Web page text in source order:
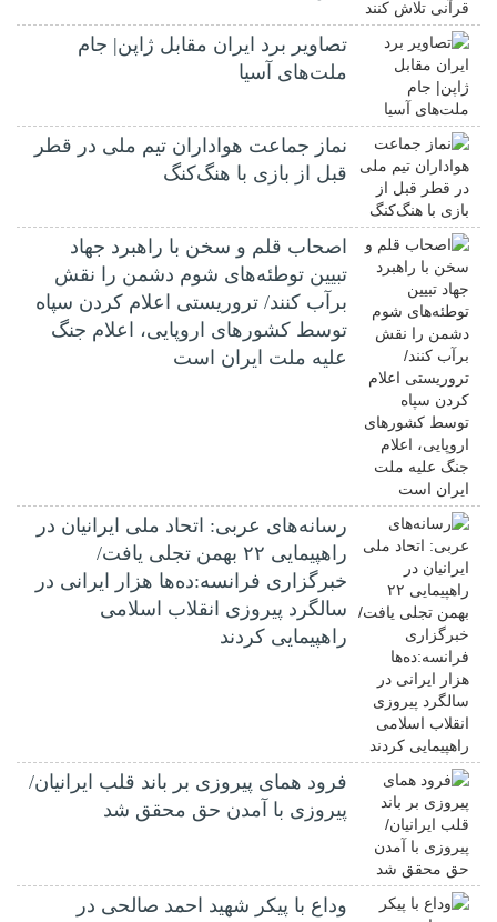
تصاویر برد ایران مقابل ژاپن| جام
ملت‌های آسیا
نماز جماعت هواداران تیم ملی در قطر
قبل از بازی با هنگ‌کنگ
اصحاب قلم و سخن با راهبرد جهاد
تبیین توطئه‌های شوم دشمن را نقش
برآب کنند/ تروریستی اعلام کردن سپاه
توسط کشورهای اروپایی، اعلام جنگ
علیه ملت ایران است
رسانه‌های عربی: اتحاد ملی ایرانیان در
راهپیمایی ۲۲ بهمن تجلی یافت/
خبرگزاری فرانسه:ده‌ها هزار ایرانی در
سالگرد پیروزی انقلاب اسلامی
راهپیمایی کردند
فرود همای پیروزی بر باند قلب ایرانیان/
پیروزی با آمدن حق محقق شد
وداع با پیکر شهید احمد صالحی‌ در